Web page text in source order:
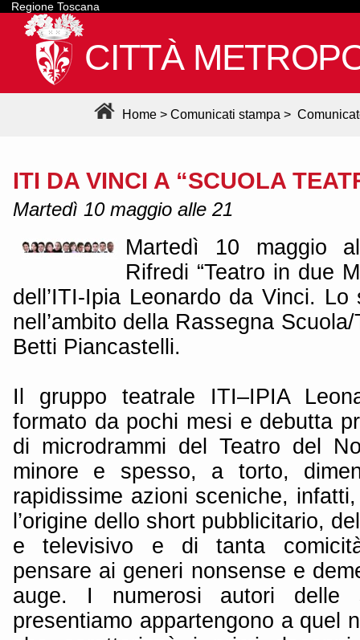
Regione Toscana
CITTÀ
Home > Comunicati stampa >
ITI DA VINCI A “SCUOLA
Martedì 10 maggio alle 21
Martedì 10 maggio
Rifredi “Teatro in due
dell’ITI-Ipia Leonardo da Vinci.
nell’ambito della Rassegna
Betti Piancastelli.
Il gruppo teatrale ITI–IPIA
formato da pochi mesi e debutta
di microdrammi del Teatro del
minore e spesso, a torto,
rapidissime azioni sceniche,
l’origine dello short pubblicitario,
e televisivo e di tanta
pensare ai generi nonsense e
auge. I numerosi autori delle
presentiamo appartengono a quel